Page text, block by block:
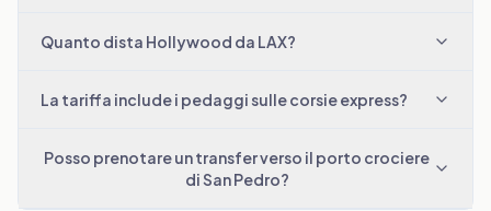
Quanto dista Hollywood da LAX?
La tariffa include i pedaggi sulle corsie express?
Posso prenotare un transfer verso il porto crociere
di San Pedro?